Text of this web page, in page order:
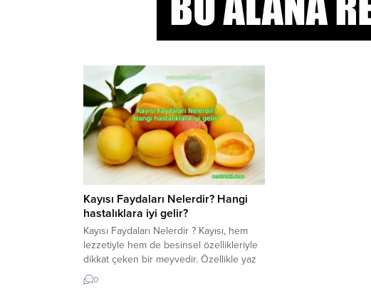
Kayısı Faydaları Nelerdir? Hangi
hastalıklara iyi gelir?
Kayısı Faydaları Nelerdir ? Kayısı, hem
lezzetiyle hem de besinsel özellikleriyle
dikkat çeken bir meyvedir. Özellikle yaz
aylarında taze olarak tüketilmesi, sıcak
günlerde ferahlatıcı bir etki yaratır. Bunun
0